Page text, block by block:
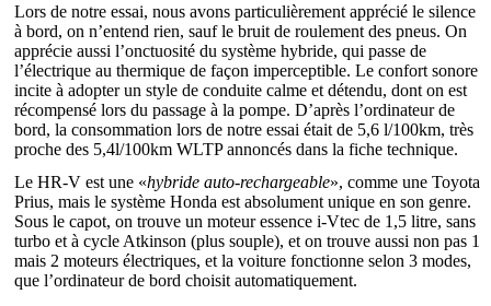
Lors de notre essai, nous avons particulièrement apprécié le silence
à bord, on n’entend rien, sauf le bruit de roulement des pneus. On
apprécie aussi l’onctuosité du système hybride, qui passe de
l’électrique au thermique de façon imperceptible. Le confort sonore
incite à adopter un style de conduite calme et détendu, dont on est
récompensé lors du passage à la pompe. D’après l’ordinateur de
bord, la consommation lors de notre essai était de 5,6 l/100km, très
proche des 5,4l/100km WLTP annoncés dans la fiche technique.
Le HR-V est une «hybride auto-rechargeable», comme une Toyota
Prius, mais le système Honda est absolument unique en son genre.
Sous le capot, on trouve un moteur essence i-Vtec de 1,5 litre, sans
turbo et à cycle Atkinson (plus souple), et on trouve aussi non pas 1
mais 2 moteurs électriques, et la voiture fonctionne selon 3 modes,
que l’ordinateur de bord choisit automatiquement.